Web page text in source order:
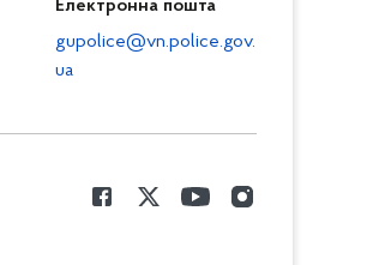
Електронна пошта
gupolice@vn.police.gov.
ua